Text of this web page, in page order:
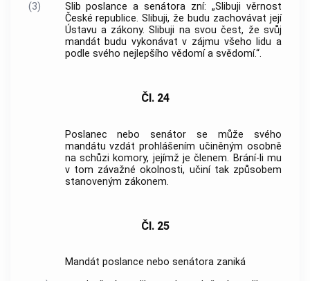
(3)
Slib poslance a senátora zní: „Slibuji věrnost
České republice. Slibuji, že budu zachovávat její
Ústavu a zákony. Slibuji na svou čest, že svůj
mandát budu vykonávat v zájmu všeho lidu a
podle svého nejlepšího vědomí a svědomí.“.
Čl. 24
Poslanec nebo senátor se může svého
mandátu vzdát prohlášením učiněným osobně
na schůzi komory, jejímž je členem. Brání-li mu
v tom závažné okolnosti, učiní tak způsobem
stanoveným zákonem.
Čl. 25
Mandát poslance nebo senátora zaniká